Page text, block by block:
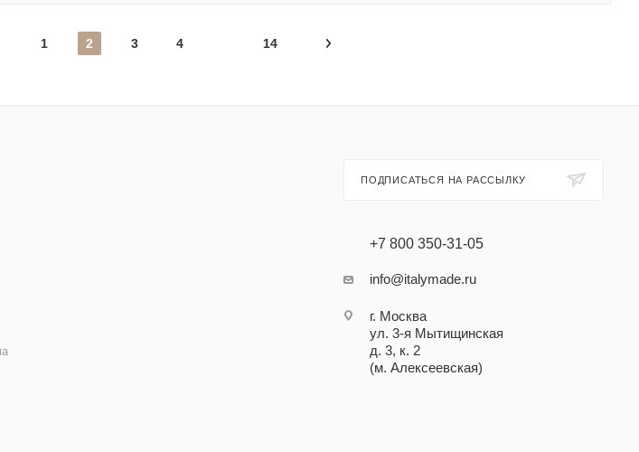
1 2 3 4 14
ПОДПИСАТЬСЯ НА РАССЫЛКУ
+7 800 350-31-05
info@italymade.ru
г. Москва
ул. 3-я Мытищинская
д. 3, к. 2
(м. Алексеевская)